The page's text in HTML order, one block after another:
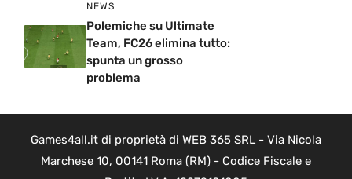
NEWS
Polemiche su Ultimate
Team, FC26 elimina tutto:
spunta un grosso
problema
Games4all.it di proprietà di WEB 365 SRL - Via Nicola
Marchese 10, 00141 Roma (RM) - Codice Fiscale e